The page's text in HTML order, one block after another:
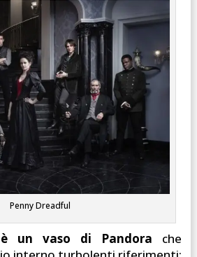
Penny Dreadful
un vaso di Pandora che